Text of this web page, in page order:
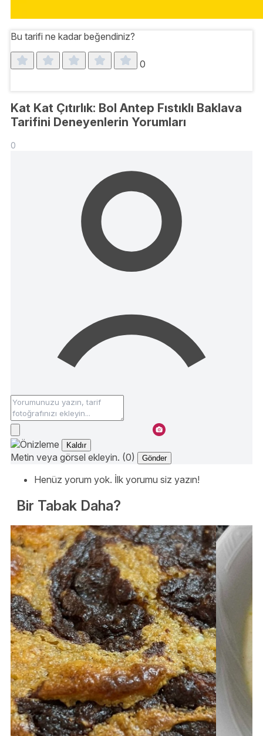
Bu tarifi ne kadar beğendiniz?
0
Kat Kat Çıtırlık: Bol Antep Fıstıklı Baklava
Tarifini Deneyenlerin Yorumları
0
Kaldır
Metin veya görsel ekleyin. (0) Gönder
Henüz yorum yok. İlk yorumu siz yazın!
Bir Tabak Daha?